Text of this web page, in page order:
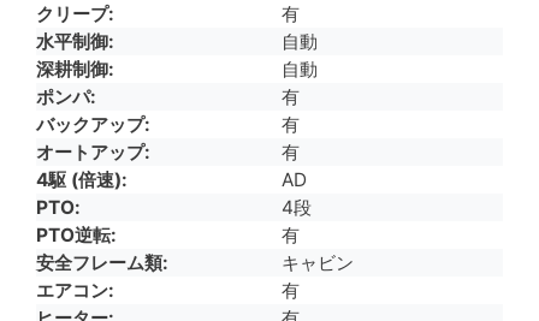
クリープ
有
水平制御
自動
深耕制御
自動
ポンパ
有
バックアップ
有
オートアップ
有
4駆 (倍速)
AD
PTO
4段
PTO逆転
有
安全フレーム類
キャビン
エアコン
有